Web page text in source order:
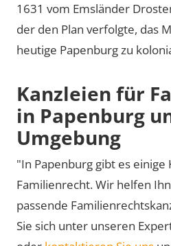
1631 vom Emsländer
der den Plan verfolgte, das
heutige Papenburg zu
Kanzleien für
in Papenburg
Umgebung
"In Papenburg gibt es einige
Familienrecht. Wir helfen
passende
Sie sich unter unseren